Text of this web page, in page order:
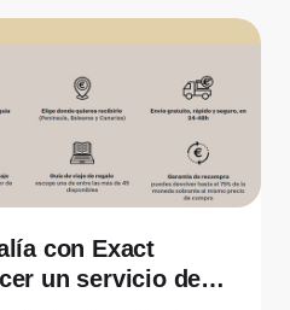
con Exact
un servicio de